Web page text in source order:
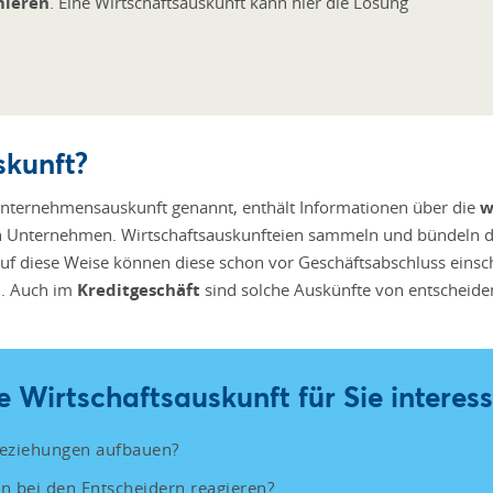
genannt, enthält Informationen über die
Unternehmen. Wirtschaftsauskunfteien sammeln und bündeln
diese Weise können diese schon vor Geschäftsabschluss
Auch im Kreditgeschäft sind solche Auskünfte von
Wirtschaftsauskunft für Sie
aufbauen?
bei den Entscheidern reagieren?